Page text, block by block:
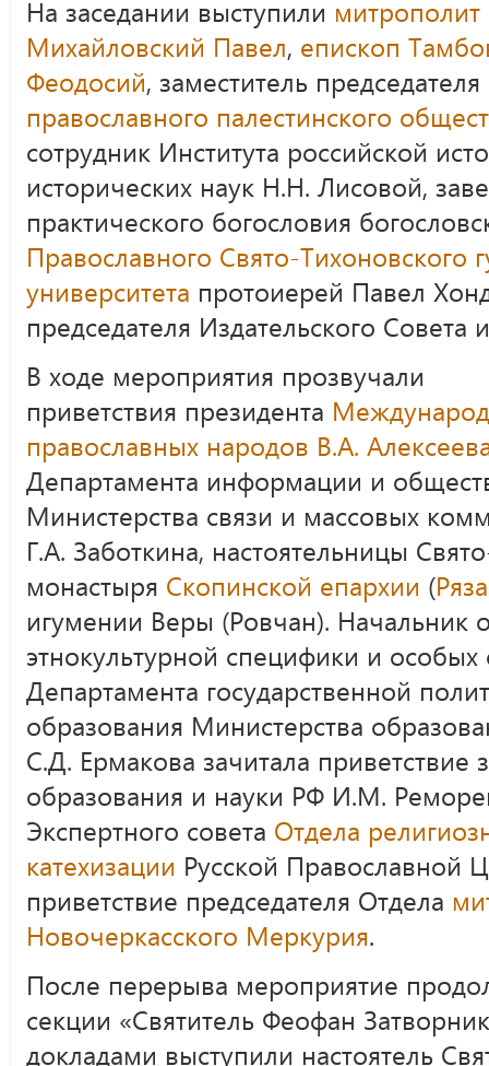
На заседании выступили митрополит
Михайловский Павел, епископ
Феодосий, заместитель председателя
православного палестинского
сотрудник Института российской
исторических наук Н.Н. Лисовой,
практического богословия
Православного Свято-Тихоновского
университета протоиерей Павел
председателя Издательского
В ходе мероприятия прозвучали
приветствия президента
православных народов В.А.
Департамента информации и
Министерства связи и массовых
Г.А. Заботкина, настоятельницы
монастыря Скопинской епархии (
игумении Веры (Ровчан). Начальник
этнокультурной специфики и
Департамента государственной
образования Министерства
С.Д. Ермакова зачитала приветствие
образования и науки РФ И.М.
Экспертного совета Отдела
катехизации Русской Православной
приветствие председателя Отдела
Новочеркасского Меркурия.
После перерыва мероприятие
секции «Святитель Феофан
докладами выступили настоятель